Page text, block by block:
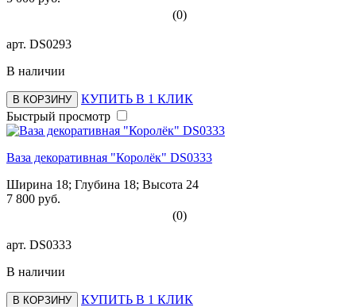
(0)
арт. DS0293
В наличии
В КОРЗИНУ
КУПИТЬ В 1 КЛИК
Быстрый просмотр
Ваза декоративная "Королёк" DS0333
Ширина 18; Глубина 18; Высота 24
7 800 руб.
(0)
арт. DS0333
В наличии
В КОРЗИНУ
КУПИТЬ В 1 КЛИК